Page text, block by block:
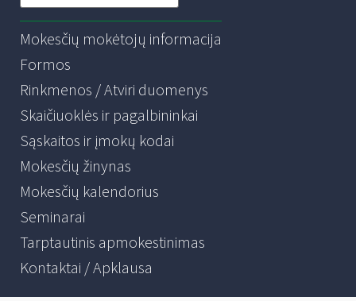
Mokesčių mokėtojų informacija
Formos
Rinkmenos / Atviri duomenys
Skaičiuoklės ir pagalbininkai
Sąskaitos ir įmokų kodai
Mokesčių žinynas
Mokesčių kalendorius
Seminarai
Tarptautinis apmokestinimas
Kontaktai / Apklausa